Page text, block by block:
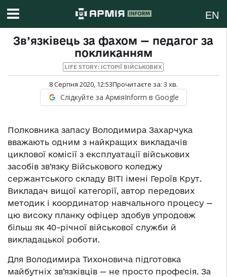
EN
Зв’язківець за фахом — педагог за
покликанням
LIFE STORY: ІСТОРІЇ ВІЙСЬКОВИХ
8 Серпня 2020, 12:53Прочитаєте за: 3 хв.
Слідкуйте за АрміяInform в Google
Полковника запасу Володимира Захарчука
вважають одним з найкращих викладачів
циклової комісії з експлуатації військових
засобів зв’язку Військового коледжу
сержантського складу ВІТІ імені Героїв Крут.
Викладач вищої категорії, автор передових
методик і координатор навчального процесу —
цю високу планку офіцер здобув упродовж
більш як 40-річної військової служби й
викладацької роботи.
Для Володимира Тихоновича підготовка
майбутніх зв’язківців — не просто професія. За